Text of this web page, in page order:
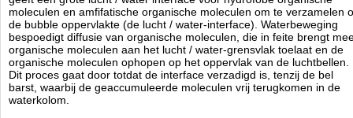
De schuimbeker kan eenvoudig met de hand los gedraaid
worden, en door de ingelegde 2.5mm siliconen ring dicht hij
gemakkelijk af, zonder dat er aan de buitenzijde zoutkristallen
ontstaan.
De schuimbeker heeft maar 20 mm nodig om hem te kunnen
verwijderen.
Door de uitgangpijp iets te verdraaien kan het waterniveau in de
schuimer zeer precies afgesteld worden.
De schuimers worden geleverd met omgebouwde Red-Dragon
moleculen en amfifatische organische moleculen om te verzamelen
de bubble oppervlakte (de lucht / water-interface). Waterbeweging
bespoedigt diffusie van organische moleculen, die in feite brengt
organische moleculen aan het lucht / water-grensvlak toelaat en de
organische moleculen ophopen op het oppervlak van de luchtbellen.
Dit proces gaat door totdat de interface verzadigd is, tenzij de bel
barst, waarbij de geaccumuleerde moleculen vrij terugkomen in de
waterkolom.